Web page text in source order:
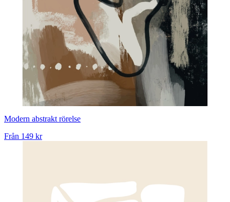
Modern abstrakt rörelse
Från 149 kr